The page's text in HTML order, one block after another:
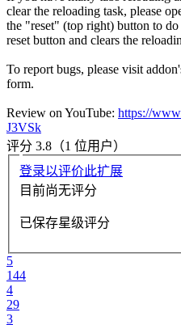
clear the reloading task, please
the "reset" (top right) button to
reset button and clears the
To report bugs, please visit
form.
Review on YouTube: https://
J3VSk
评分 3.8（1 位用户）
登录以评价此扩展
目前尚无评分
已保存星级评分
5
144
4
29
3